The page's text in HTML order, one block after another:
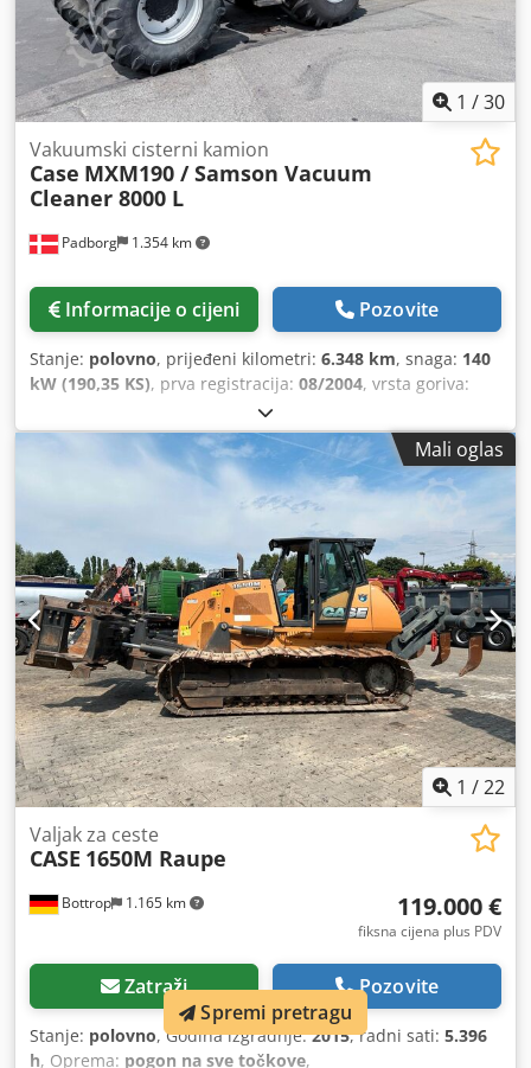
1 /30
Padborg 1.354 km
Vakuumski cisterni kamion
Case MXM190 / Samson Vacuum
Cleaner 8000 L
Informacije o cijeni Pozovite
Stanje: polovno, prijeđeni kilometri: 6.348 km, snaga: 140
kW (190,35 KS), prva registracija: 08/2004, vrsta goriva:
2004,
Mali oglas
1 /22
Bottrop 1.165 km
Valjak za ceste
CASE 1650M Raupe
119.000 €
fiksna cijena plus PDV
Zatraži Pozovite
Stanje: polovno, Godina izgradnje:2015, radni sati: 5.396
h, Oprema: pogon na sve točkove,
Spremi pretragu